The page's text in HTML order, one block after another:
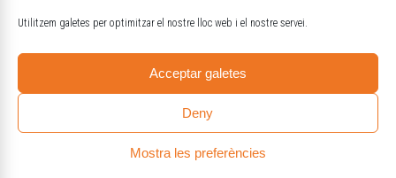
Utilitzem galetes per optimitzar el nostre lloc web i el nostre servei.
Acceptar galetes
Deny
Mostra les preferències
Codi deontològic
Logotips oficials